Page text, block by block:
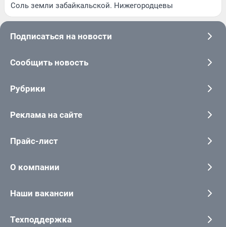
Соль земли забайкальской. Нижегородцевы
Подписаться на новости
Сообщить новость
Рубрики
Реклама на сайте
Прайс-лист
О компании
Наши вакансии
Техподдержка